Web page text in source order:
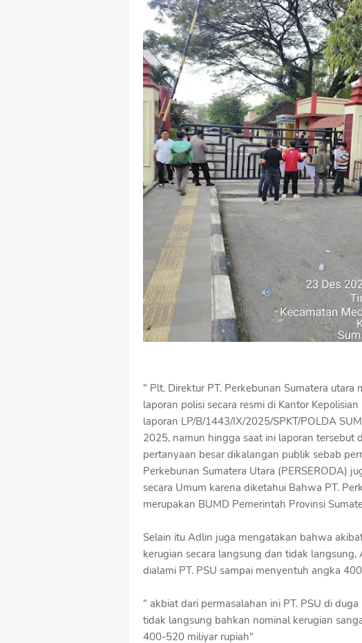
‎" Plt. Direktur PT. Perkebunan Sumatera
laporan polisi secara resmi di Kantor
laporan LP/B/1443/IX/2025/SPKT/POLDA
2025, namun hingga saat ini laporan tersebut
pertanyaan besar dikalangan publik sebab
Perkebunan Sumatera Utara (PERSERODA)
secara Umum karena diketahui Bahwa PT.
merupakan BUMD Pemerintah Provinsi
‎Selain itu Adlin juga mengatakan bahwa
kerugian secara langsung dan tidak
dialami PT. PSU sampai menyentuh angka
‎" akbiat dari permasalahan ini PT. PSU di
tidak langsung bahkan nominal kerugian
400-520 miliyar rupiah"